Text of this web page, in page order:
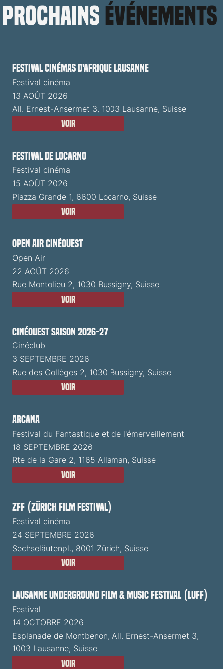
prochains événements
Festival cinémas d'Afrique Lausanne
Festival cinéma
13 AOÛT 2026
All. Ernest-Ansermet 3, 1003 Lausanne, Suisse
Voir
Festival de Locarno
Festival cinéma
15 AOÛT 2026
Piazza Grande 1, 6600 Locarno, Suisse
Voir
Open Air CinéOuest
Open Air
22 AOÛT 2026
Rue Montolieu 2, 1030 Bussigny, Suisse
Voir
CinéOuest Saison 2026-27
Cinéclub
3 SEPTEMBRE 2026
Rue des Collèges 2, 1030 Bussigny, Suisse
Voir
ARCANA
Festival du Fantastique et de l'émerveillement
18 SEPTEMBRE 2026
Rte de la Gare 2, 1165 Allaman, Suisse
Voir
ZFF (Zürich Film Festival)
Festival cinéma
24 SEPTEMBRE 2026
Sechseläutenpl., 8001 Zürich, Suisse
Voir
Lausanne Underground Film & Music Festival (LUFF)
Festival
14 OCTOBRE 2026
Esplanade de Montbenon, All. Ernest-Ansermet 3,
1003 Lausanne, Suisse
Voir